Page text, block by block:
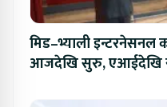
मिड–भ्याली इन्टरनेसनल
आजदेखि सुरु, एआईदेखि